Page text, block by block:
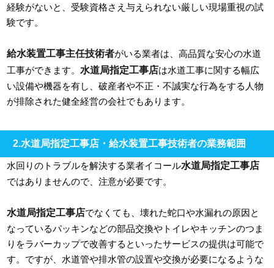
経験がないと、受験資格さえ与えられない厳しい現場重視の試
験です。
給水装置工事主任技術者がいる業者は、高品質な安心の水道
工事ができます。 水道局指定工事店は水道工事に関する幅広
い設備や機器を有し、破産者や不正・不誠実な行為をする人物
が排除された健全経営の会社でもあります。
2.水道局指定工事店・給水装置工事技術者の業務範囲
水回りのトラブルを解決する業者イコール水道局指定工事店
ではありませんので、注意が必要です。
水道局指定工事店でなくても、壊れた蛇口や水漏れの原因と
なっているパッキンなどの部品交換やトイレやキッチンのつま
りをラバーカップで改善するといったサービスの提供は可能で
す。ですが、水道管や排水管の設置や交換が必要になるような